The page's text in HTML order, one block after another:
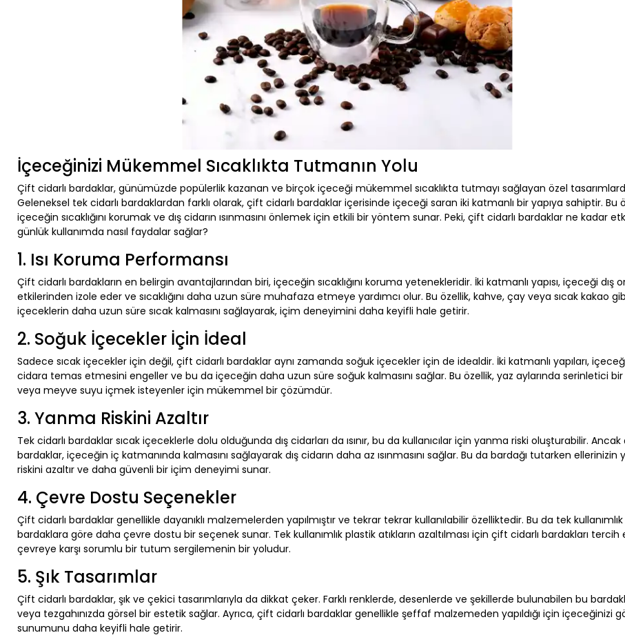
İçeceğinizi Mükemmel Sıcaklıkta Tutmanın Yolu
Çift cidarlı bardaklar, günümüzde popülerlik kazanan ve birçok içeceği mükemmel sıcaklıkta tutmayı sağlayan özel
Geleneksel tek cidarlı bardaklardan farklı olarak, çift cidarlı bardaklar içerisinde içeceği saran iki katmanlı bir yapıya sahiptir. Bu
içeceğin sıcaklığını korumak ve dış cidarın ısınmasını önlemek için etkili bir yöntem sunar. Peki, çift cidarlı bardaklar ne kadar
günlük kullanımda nasıl faydalar sağlar?
1. Isı Koruma Performansı
Çift cidarlı bardakların en belirgin avantajlarından biri, içeceğin sıcaklığını koruma yetenekleridir. İki katmanlı yapısı, içeceği dış
etkilerinden izole eder ve sıcaklığını daha uzun süre muhafaza etmeye yardımcı olur. Bu özellik, kahve, çay veya sıcak kakao
içeceklerin daha uzun süre sıcak kalmasını sağlayarak, içim deneyimini daha keyifli hale getirir.
2. Soğuk İçecekler İçin İdeal
Sadece sıcak içecekler için değil, çift cidarlı bardaklar aynı zamanda soğuk içecekler için de idealdir. İki katmanlı yapıları,
cidara temas etmesini engeller ve bu da içeceğin daha uzun süre soğuk kalmasını sağlar. Bu özellik, yaz aylarında serinletici
veya meyve suyu içmek isteyenler için mükemmel bir çözümdür.
3. Yanma Riskini Azaltır
Tek cidarlı bardaklar sıcak içeceklerle dolu olduğunda dış cidarları da ısınır, bu da kullanıcılar için yanma riski oluşturabilir.
bardaklar, içeceğin iç katmanında kalmasını sağlayarak dış cidarın daha az ısınmasını sağlar. Bu da bardağı tutarken ellerinizin
riskini azaltır ve daha güvenli bir içim deneyimi sunar.
4. Çevre Dostu Seçenekler
Çift cidarlı bardaklar genellikle dayanıklı malzemelerden yapılmıştır ve tekrar tekrar kullanılabilir özelliktedir. Bu da tek
bardaklara göre daha çevre dostu bir seçenek sunar. Tek kullanımlık plastik atıkların azaltılması için çift cidarlı bardakları tercih
çevreye karşı sorumlu bir tutum sergilemenin bir yoludur.
5. Şık Tasarımlar
Çift cidarlı bardaklar, şık ve çekici tasarımlarıyla da dikkat çeker. Farklı renklerde, desenlerde ve şekillerde bulunabilen bu
veya tezgahınızda görsel bir estetik sağlar. Ayrıca, çift cidarlı bardaklar genellikle şeffaf malzemeden yapıldığı için içeceğinizi
sunumunu daha keyifli hale getirir.